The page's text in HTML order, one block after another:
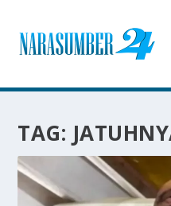
TAG: